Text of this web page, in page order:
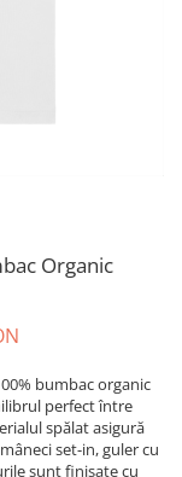
Organic
bumbac organic
perfect între
spălat asigură
set-in, guler cu
sunt finisate cu